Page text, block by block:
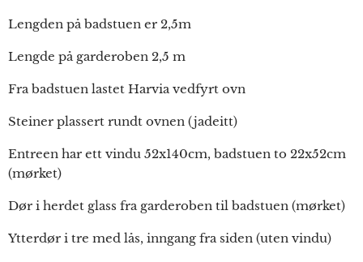
Lengden på badstuen er 2,5m
Lengde på garderoben 2,5 m
Fra badstuen lastet Harvia vedfyrt ovn
Steiner plassert rundt ovnen (jadeitt)
Entreen har ett vindu 52x140cm, badstuen to 22x52cm
(mørket)
Dør i herdet glass fra garderoben til badstuen (mørket)
Ytterdør i tre med lås, inngang fra siden (uten vindu)